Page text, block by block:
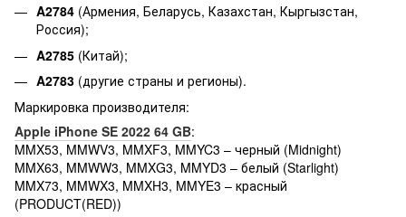
A2784 (Армения, Беларусь, Казахстан, Кыргызстан,
Россия);
A2785 (Китай);
A2783 (другие страны и регионы).
Маркировка производителя:
Apple iPhone SE 2022 64 GB:
MMX53, MMWV3, MMXF3, MMYC3 – черный (Midnight)
MMX63, MMWW3, MMXG3, MMYD3 – белый (Starlight)
MMX73, MMWX3, MMXH3, MMYE3 – красный
(PRODUCT(RED))